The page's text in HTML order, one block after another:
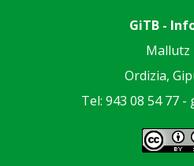
GiTB -
Mallutz
Ordizia,
Tel: 943 08 54 77 -